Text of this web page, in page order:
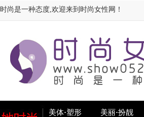
时尚是一种态度,欢迎来到时尚女性网！
美体·塑形 美丽·扮靓